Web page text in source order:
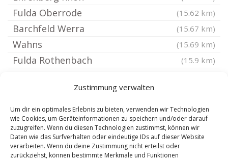
Zustimmung verwalten
Um dir ein optimales Erlebnis zu bieten, verwenden wir Technologien
wie Cookies, um Geräteinformationen zu speichern und/oder darauf
zuzugreifen. Wenn du diesen Technologien zustimmst, können wir
Daten wie das Surfverhalten oder eindeutige IDs auf dieser Website
verarbeiten. Wenn du deine Zustimmung nicht erteilst oder
zurückziehst, können bestimmte Merkmale und Funktionen
Fulda Oberrode (15.62 km)
Barchfeld Werra (15.67 km)
Wahns (15.69 km)
Fulda Rothenbach (15.9 km)
Wildeck Hessen (16.14 km)
Hausen Rhön (16.15 km)
Ettenhausen an der Suhl (16.37 km)
Breitungen Werra